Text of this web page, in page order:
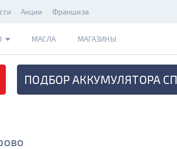
Акции Франшиза
МАСЛА МАГАЗИНЫ
ПОДБОР АККУМУЛЯТОРА